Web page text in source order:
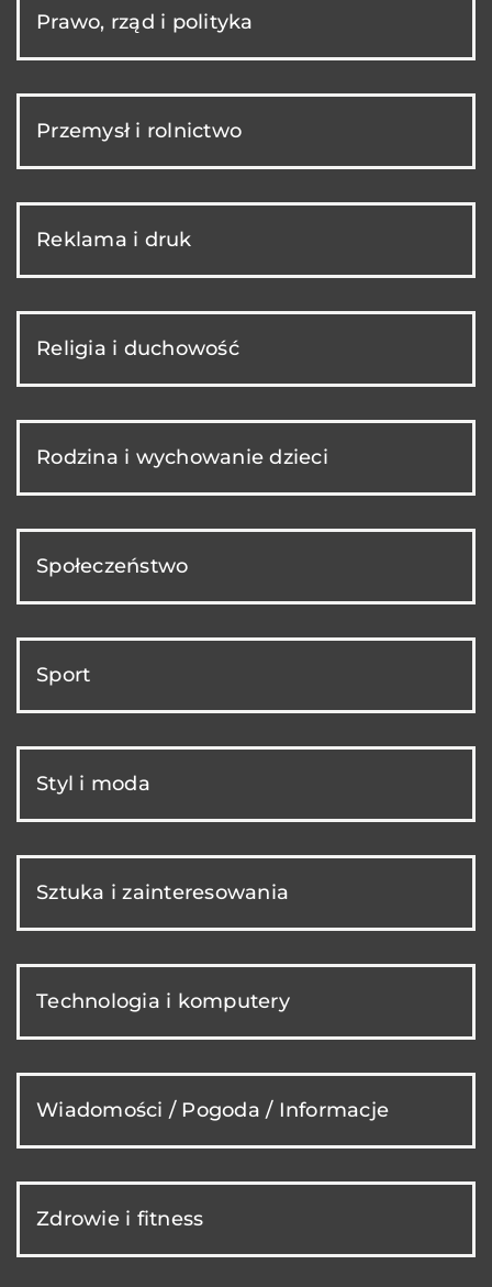
Prawo, rząd i polityka
Przemysł i rolnictwo
Reklama i druk
Religia i duchowość
Rodzina i wychowanie dzieci
Społeczeństwo
Sport
Styl i moda
Sztuka i zainteresowania
Technologia i komputery
Wiadomości / Pogoda / Informacje
Zdrowie i fitness